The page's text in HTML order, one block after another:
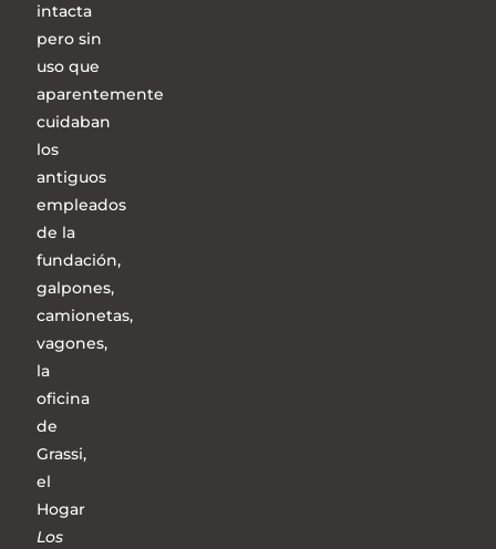
intacta
pero sin
uso que
aparentemente
cuidaban
los
antiguos
empleados
de la
fundación,
galpones,
camionetas,
vagones,
la
oficina
de
Grassi,
el
Hogar
Los